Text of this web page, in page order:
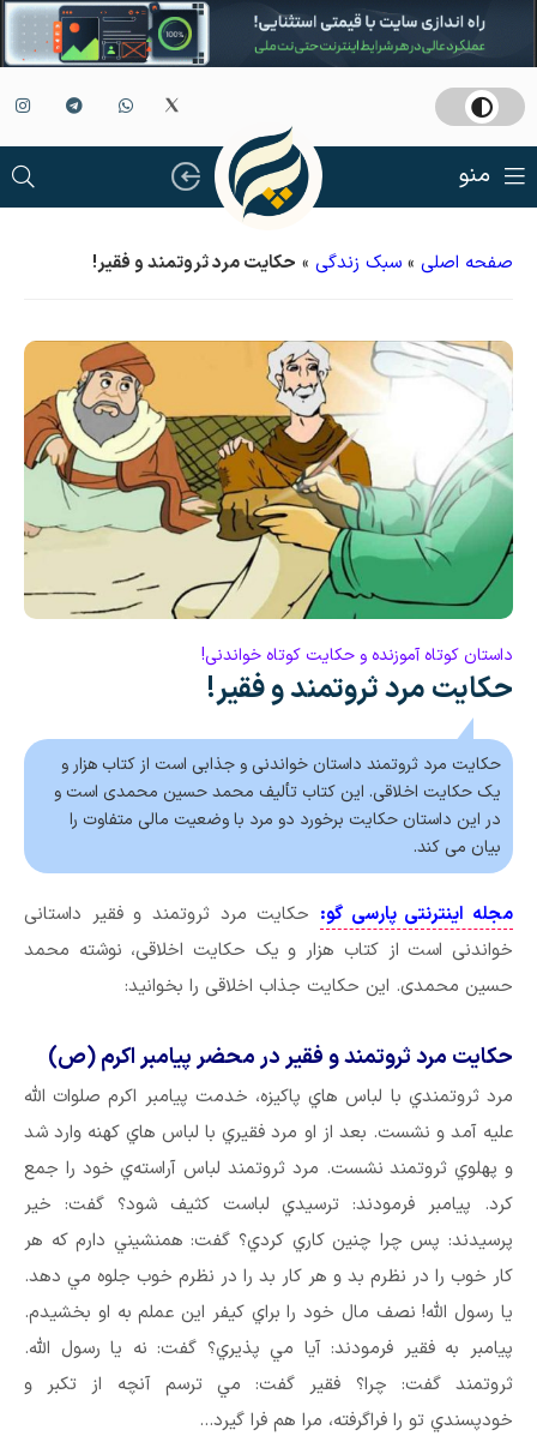
منو
صفحه اصلی » سبک زندگی » حکایت مرد ثروتمند و فقير!
داستان کوتاه آموزنده و حکایت کوتاه خواندنی!
حکایت مرد ثروتمند و فقير!
حکایت مرد ثروتمند داستان خواندنی و جذابی است از کتاب هزار و
یک حکایت اخلاقی. این کتاب تألیف محمد حسین محمدی است و
در این داستان حکایت برخورد دو مرد با وضعیت مالی متفاوت را
بیان می کند.
مجله اینترنتی پارسی گو: حکایت مرد ثروتمند و فقير داستانی
خواندنی است از کتاب هزار و یک حکایت اخلاقی، نوشته محمد
حسین محمدی. این حکایت جذاب اخلاقی را بخوانید:
حکایت مرد ثروتمند و فقير در محضر پیامبر اکرم (ص)
مرد ثروتمندي با لباس هاي پاكيزه، خدمت پيامبر اكرم صلوات الله
عليه آمد و نشست. بعد از او مرد فقيري با لباس هاي كهنه وارد شد
و پهلوي ثروتمند نشست. مرد ثروتمند لباس آراسته‌ي خود را جمع
كرد. پيامبر فرمودند: ترسيدي لباست كثيف شود؟ گفت: خير
پرسيدند: پس چرا چنين كاري كردي؟ گفت: همنشيني دارم كه هر
كار خوب را در نظرم بد و هر كار بد را در نظرم خوب جلوه مي دهد.
يا رسول الله! نصف مال خود را براي كيفر اين عملم به او بخشيدم.
پيامبر به فقير فرمودند: آيا مي پذيري؟ گفت: نه يا رسول الله.
ثروتمند گفت: چرا؟ فقير گفت: مي ترسم آنچه از تكبر و
خودپسندي تو را فراگرفته، مرا هم فرا گيرد…